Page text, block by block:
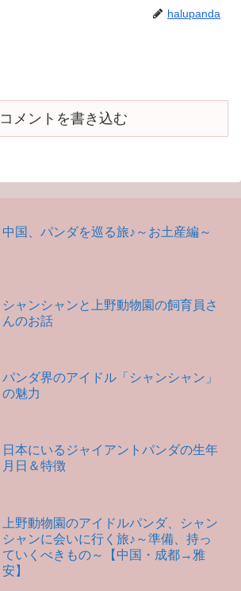
halupanda
コメントを書き込む
中国、パンダを巡る旅♪～お土産編～
シャンシャンと上野動物園の飼育員さ
んのお話
パンダ界のアイドル「シャンシャン」
の魅力
日本にいるジャイアントパンダの生年
月日＆特徴
上野動物園のアイドルパンダ、シャン
シャンに会いに行く旅♪～準備、持っ
ていくべきもの～【中国・成都→雅
安】